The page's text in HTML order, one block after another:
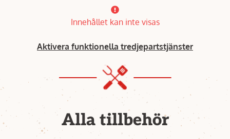
Innehållet kan inte visas
Aktivera funktionella tredjepartstjänster
Alla tillbehör